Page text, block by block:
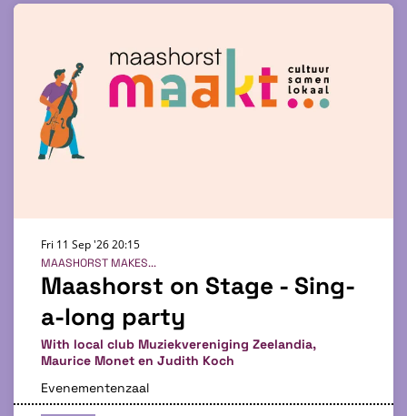
Maashorst on Stage - Sing-
a-long party
With local club Muziekvereniging Zeelandia,
Maurice Monet en Judith Koch
MAASHORST MAKES...
Fri 11 Sep '2620:15
Evenementenzaal